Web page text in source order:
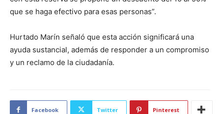
que se haga efectivo para esas personas”.
Hurtado Marín señaló que esta acción significará una
ayuda sustancial, además de responder a un compromiso
y un reclamo de la ciudadanía.
Facebook Twitter Pinterest